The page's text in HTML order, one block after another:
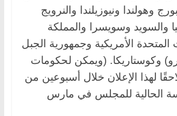
وهولندا ونيوزيلندا والنرويج
والسويد وسويسرا والمملكة
المتحدة الأمريكية وجمهورية الجبل
وكوستاريكا. (ويمكن لحكومات
لهذا الإعلان خلال أسبوعين من
الحالية للمجلس في مارس